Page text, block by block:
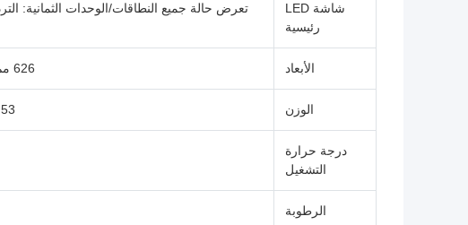
شاشة LED
رئيسية
الأبعاد 626 مم (طول) × 49.2 مم (عرض) × 350 مم (ارتفاع)، Pelican 1620
الوزن 53 كجم (تقريبًا) الوحدة الرئيسية فقط، باستثناء الهوائي والملحقات
درجة حرارة
التشغيل
الرطوبة